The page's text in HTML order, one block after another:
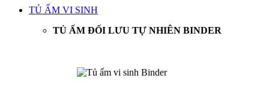
TỦ ẤM VI SINH
TỦ ẤM ĐỐI LƯU TỰ NHIÊN BINDER